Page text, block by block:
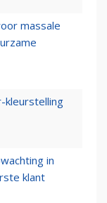
massale
kleurstelling
in
klant